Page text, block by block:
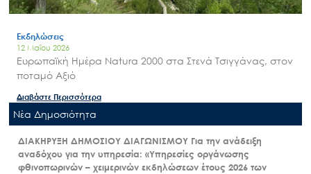
Εκδηλώσεις
12 Μαΐου 2026
Ευρωπαϊκή Ημέρα Natura 2000 στα Στενά Τσιγγάνας, στον
ποταμό Αξιό
Διαβάστε Περισσότερα
Nέα Δημοσιότητα
ΔΙΑΚΗΡΥΞΗ ΔΗΜΟΣΙΟΥ ΔΙΑΓΩΝΙΣΜΟΥ Για την ανάδειξη
αναδόχου για την υπηρεσία: «Υπηρεσίες οργάνωσης
φθινοπωρινών – χειμερινών εκδηλώσεων έτους 2026 των